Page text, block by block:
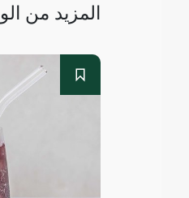
المزيد من